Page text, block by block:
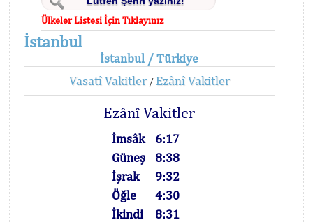
Ülkeler Listesi İçin Tıklayınız
İstanbul
İstanbul / Türkiye
Vasatî Vakitler/ Ezânî Vakitler
Ezânî Vakitler
İmsâk
6:17
Güneş
8:38
İşrak
9:32
Öğle
4:30
İkindi
8:31